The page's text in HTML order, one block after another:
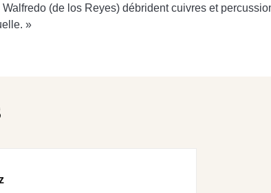
(de los Reyes) débrident cuivres et
»